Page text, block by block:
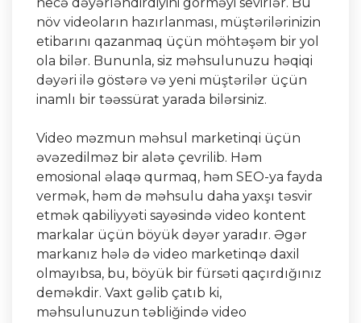
növ videoların hazırlanması, müştərilərinizin
etibarını qazanmaq üçün möhtəşəm bir yol
ola bilər. Bununla, siz məhsulunuzu həqiqi
dəyəri ilə göstərə və yeni müştərilər üçün
inamlı bir təəssürat yarada bilərsiniz.
Video məzmun məhsul marketinqi üçün
əvəzedilməz bir alətə çevrilib. Həm
emosional əlaqə qurmaq, həm SEO-ya fayda
vermək, həm də məhsulu daha yaxşı təsvir
etmək qabiliyyəti sayəsində video kontent
markalar üçün böyük dəyər yaradır. Əgər
markanız hələ də video marketinqə daxil
olmayıbsa, bu, böyük bir fürsəti qaçırdığınız
deməkdir. Vaxt gəlib çatıb ki,
məhsulunuzun təbliğində video